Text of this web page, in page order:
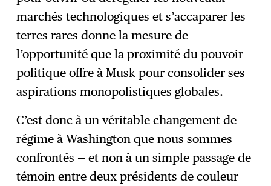
marchés technologiques et s’accaparer les
terres rares donne la mesure de
l’opportunité que la proximité du pouvoir
politique offre à Musk pour consolider ses
aspirations monopolistiques globales.
C’est donc à un véritable changement de
régime à Washington que nous sommes
confrontés — et non à un simple passage de
témoin entre deux présidents de couleur